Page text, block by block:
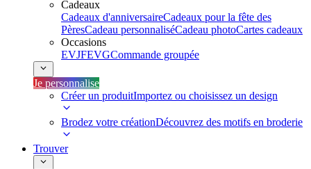
Cadeaux
Cadeaux d'anniversaireCadeaux pour la fête des
PèresCadeau personnaliséCadeau photoCartes cadeaux
Occasions
EVJFEVGCommande groupée
Je personnalise
Créer un produitImportez ou choisissez un design
Brodez votre créationDécouvrez des motifs en broderie
Trouver